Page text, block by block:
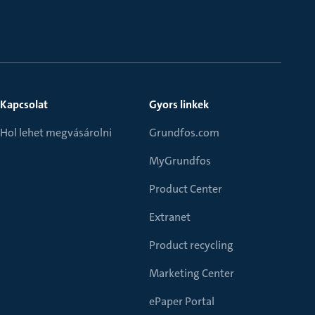
Kapcsolat
Hol lehet megvásárolni
Gyors linkek
Grundfos.com
MyGrundfos
Product Center
Extranet
Product recycling
Marketing Center
ePaper Portal